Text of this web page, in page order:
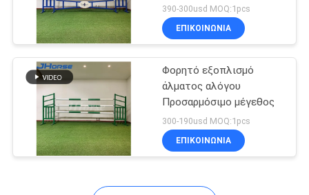
Κεκλιμένη ράμπα
φόρτωσης
βοοειδών
390-300usd MOQ:1pcs
ΕΠΙΚΟΙΝΩΝΙΑ
Φορητό εξοπλισμό
άλματος αλόγου
Προσαρμόσιμο μέγεθος
300-190usd MOQ:1pcs
ΕΠΙΚΟΙΝΩΝΙΑ